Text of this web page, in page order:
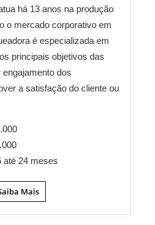
há 13 anos na produção
o mercado corporativo em
é especializada em
principais objetivos das
dos
a satisfação do cliente ou
até 24 meses
Mais